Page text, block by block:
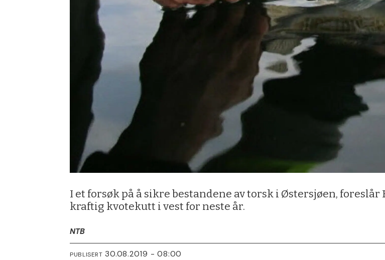
I et forsøk på å sikre bestandene av torsk i Østersjøen,
kraftig kvotekutt i vest for neste år.
NTB
PUBLISERT 30.08.2019 - 08:00